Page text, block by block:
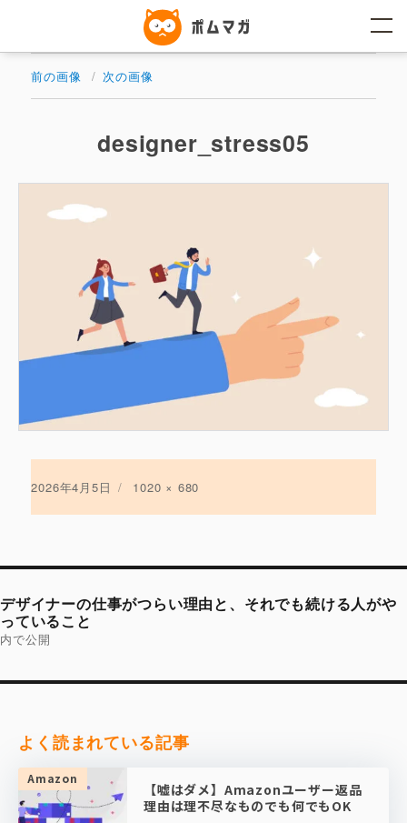
ン
前の画像 次の画像
designer_stress05
投
2026年4月5日
フ
ズ
1020 × 680
投
ナ
ビ
ゲ
ー
ョ
デザイナーの仕事がつらい理由と、それでも続ける人がや
っていること
内で公開
よく読まれている記事
Amazon
【嘘はダメ】Amazonユーザー返品
理由は理不尽なものでも何でもOK